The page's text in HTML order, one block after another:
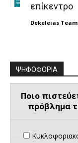
επίκεντρο
Dekeleias Team
ΨΗΦΟΦΟΡΙΑ
Ποιο
πρόβλημα